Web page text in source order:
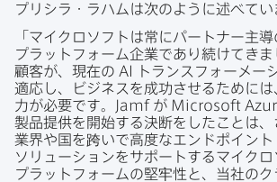
プリシラ・ラハムは​次のように​述べてい
「マイクロソフトは​常に​パートナー主導
プラットフォーム企業で​あり続けてき
顧客が、​現在の AI
トランスフォーメー
適応し、​ビジネスを​成功させる​ために
力が​必要です。
Jamf が Microsoft
製品提供を​開始する​決断を​した​ことは、​
業界や国を​跨いで​高度な​エンドポイント
ソリューションを​サポートする​マイクロ
プラットフォームの​堅牢性と、​当社の​